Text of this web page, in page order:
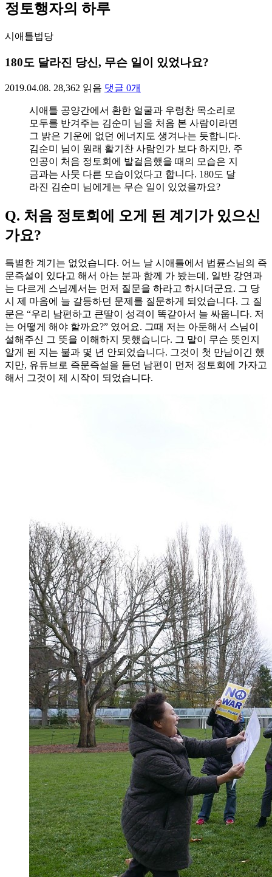
정토행자의 하루
시애틀법당
180도 달라진 당신, 무슨 일이 있었나요?
2019.04.08. 28,362 읽음 댓글 0개
시애틀 공양간에서 환한 얼굴과 우렁찬 목소리로
모두를 반겨주는 김순미 님을 처음 본 사람이라면
그 밝은 기운에 없던 에너지도 생겨나는 듯합니다.
김순미 님이 원래 활기찬 사람인가 보다 하지만, 주
인공이 처음 정토회에 발걸음했을 때의 모습은 지
금과는 사뭇 다른 모습이었다고 합니다. 180도 달
라진 김순미 님에게는 무슨 일이 있었을까요?
Q. 처음 정토회에 오게 된 계기가 있으신
가요?
특별한 계기는 없었습니다. 어느 날 시애틀에서 법륜스님의 즉
문즉설이 있다고 해서 아는 분과 함께 가 봤는데, 일반 강연과
는 다르게 스님께서는 먼저 질문을 하라고 하시더군요. 그 당
시 제 마음에 늘 갈등하던 문제를 질문하게 되었습니다. 그 질
문은 “우리 남편하고 큰딸이 성격이 똑같아서 늘 싸웁니다. 저
는 어떻게 해야 할까요?” 였어요. 그때 저는 아둔해서 스님이
설해주신 그 뜻을 이해하지 못했습니다. 그 말이 무슨 뜻인지
알게 된 지는 불과 몇 년 안되었습니다. 그것이 첫 만남이긴 했
지만, 유튜브로 즉문즉설을 듣던 남편이 먼저 정토회에 가자고
해서 그것이 제 시작이 되었습니다.